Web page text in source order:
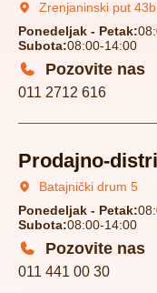
Zrenjaninski put 43b
Ponedeljak - Petak:
Subota:08:00-14:00
Pozovite nas
011 2712 616
Prodajno-
Batajnički drum 5
Ponedeljak - Petak:
Subota:08:00-14:00
Pozovite nas
011 441 00 30